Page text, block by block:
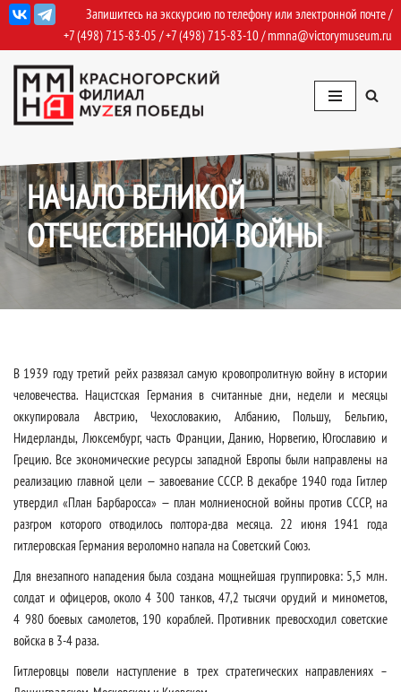
Перейти
к
содержимому
Запишитесь на экскурсию по телефону или электронной почте /
+7 (498) 715-83-05 /+7 (498) 715-83-10/mmna@victorymuseum.ru
НАЧАЛО ВЕЛИКОЙ
ОТЕЧЕСТВЕННОЙ ВОЙНЫ
В 1939 году третий рейх развязал самую кровопролитную войну в истории
человечества. Нацистская Германия в считанные дни, недели и месяцы
оккупировала Австрию, Чехословакию, Албанию, Польшу, Бельгию,
Нидерланды, Люксембург, часть Франции, Данию, Норвегию, Югославию и
Грецию. Все экономические ресурсы западной Европы были направлены на
реализацию главной цели — завоевание СССР. В декабре 1940 года Гитлер
утвердил «План Барбаросса» — план молниеносной войны против СССР, на
разгром которого отводилось полтора-два месяца. 22 июня 1941 года
гитлеровская Германия вероломно напала на Советский Союз.
Для внезапного нападения была создана мощнейшая группировка: 5,5 млн.
солдат и офицеров, около 4 300 танков, 47,2 тысячи орудий и минометов,
4 980 боевых самолетов, 190 кораблей. Противник превосходил советские
войска в 3-4 раза.
Гитлеровцы повели наступление в трех стратегических направлениях –